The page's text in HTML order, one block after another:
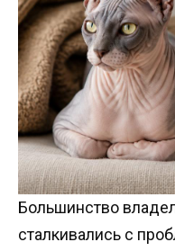
Большинство
сталкивались с